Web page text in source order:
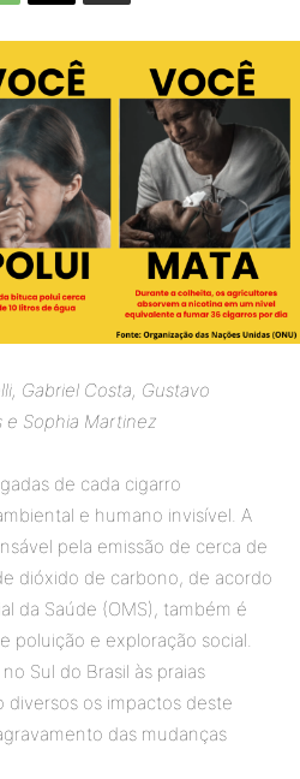
Gabriel Costa, Gustavo
e Sophia Martinez
de cada cigarro
e humano invisível. A
pela emissão de cerca de
dióxido de carbono, de acordo
da Saúde (OMS), também é
poluição e exploração social.
Sul do Brasil às praias
diversos os impactos deste
das mudanças